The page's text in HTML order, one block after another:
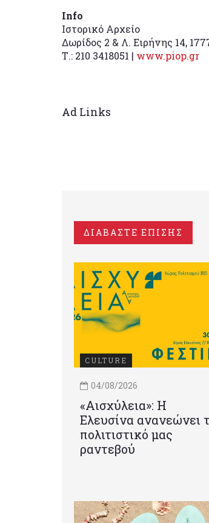
Info
Ιστορικό Αρχείο
Δωρίδος 2 & Λ. Ειρήνης 14,
Τ.: 210 3418051 | www.piop.gr
Ad Links
ΔΙΑΒΑΣΤΕ ΕΠΙΣΗΣ
CULTURE
04/08/2026
«Αισχύλεια»: Η
Ελευσίνα ανανεώνει
πολιτιστικό μας
ραντεβού